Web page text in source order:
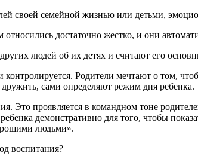
своей семейной жизнью или детьми,
достаточно жестко, и они
людей об их детях и считают его
контролируется. Родители мечтают о том,
сами определяют режим дня ребенка.
Это проявляется в командном тоне
демонстративно для того, чтобы
людьми».
воспитания?